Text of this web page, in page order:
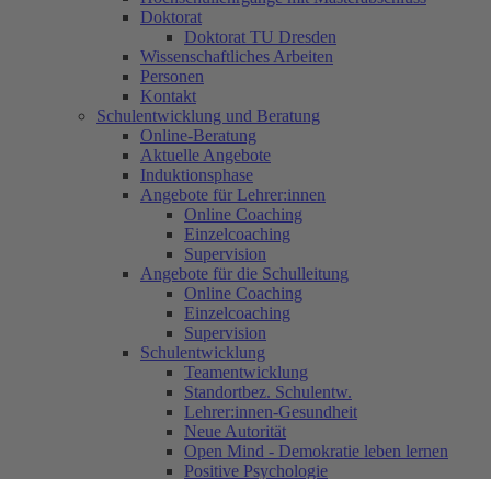
Doktorat
Doktorat TU Dresden
Wissenschaftliches Arbeiten
Personen
Kontakt
Schulentwicklung und Beratung
Online-Beratung
Aktuelle Angebote
Induktionsphase
Angebote für Lehrer:innen
Online Coaching
Einzelcoaching
Supervision
Angebote für die Schulleitung
Online Coaching
Einzelcoaching
Supervision
Schulentwicklung
Teamentwicklung
Standortbez. Schulentw.
Lehrer:innen-Gesundheit
Neue Autorität
Open Mind - Demokratie leben lernen
Positive Psychologie